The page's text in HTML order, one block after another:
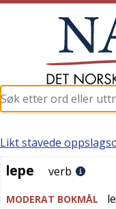
lepe
Likt stavede
lepe verb
MODERAT BOKMÅL